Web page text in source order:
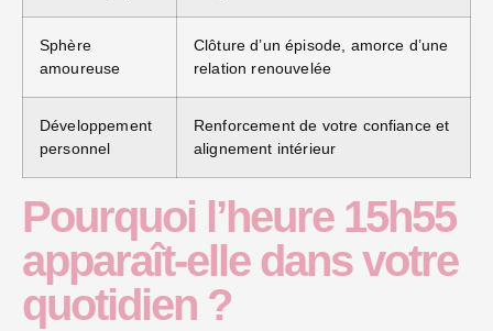
Sphère
amoureuse
Clôture d’un épisode, amorce d’une
relation renouvelée
Développement
personnel
Renforcement de votre confiance et
alignement intérieur
Pourquoi l’heure 15h55
apparaît-elle dans votre
quotidien ?